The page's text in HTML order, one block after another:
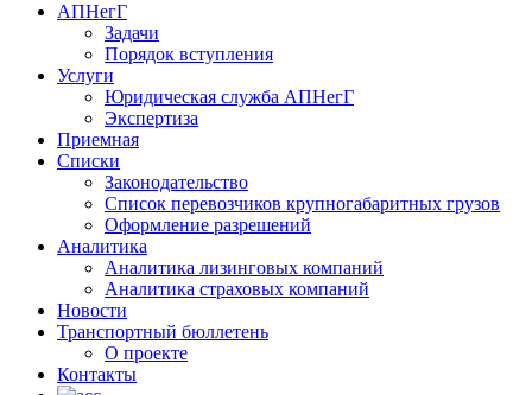
АПНегГ
Задачи
Порядок вступления
Услуги
Юридическая служба АПНегГ
Экспертиза
Приемная
Списки
Законодательство
Список перевозчиков крупногабаритных грузов
Оформление разрешений
Аналитика
Аналитика лизинговых компаний
Aналитика страховых компаний
Новости
Транспортный бюллетень
О проекте
Контакты